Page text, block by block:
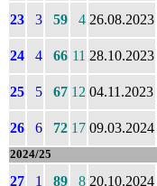
23
3 59 4 26.08.2023
24
4 66 11 28.10.2023
25
5 67 12 04.11.2023
26
6 72 17 09.03.2024
2024/25
27 1 89 8 20.10.2024